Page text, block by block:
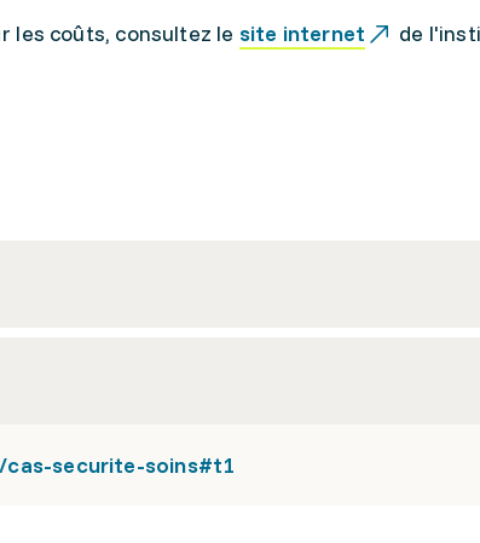
les coûts, consultez le site internet de
securite-soins#t1